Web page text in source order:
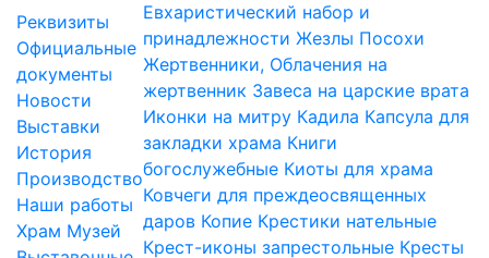
Реквизиты
Официальные
документы
Новости
Выставки
История
Производство
Наши работы
Храм Музей
Евхаристический набор и
принадлежности Жезлы Посохи
Жертвенники, Облачения на
жертвенник Завеса на царские врата
Иконки на митру Кадила Капсула для
закладки храма Книги
богослужебные Киоты для храма
Ковчеги для преждеосвященных
даров Копие Крестики нательные
Крест-иконы запрестольные Кресты